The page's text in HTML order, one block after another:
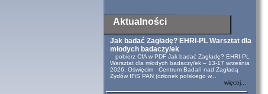
Aktualności
Jak badać Zagładę? EHRI-PL Warsztat dla
młodych badaczy/ek
pobierz CfA w PDF Jak badać Zagładę? EHRI-PL
Warsztat dla młodych badaczy/ek – 13-17 września
2026, Oświęcim Centrum Badań nad Zagładą
Żydów IFiS PAN (członek polskiego w...
więcej...